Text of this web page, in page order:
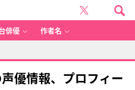
俳優 作者名
優情報、プロフィー